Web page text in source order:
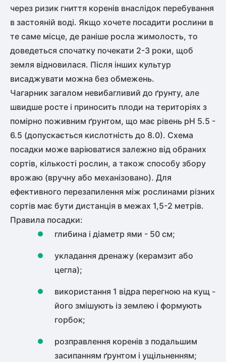
через ризик гниття коренів внаслідок перебування
в застояній воді. Якщо хочете посадити рослини в
те саме місце, де раніше росла жимолость, то
доведеться спочатку почекати 2-3 роки, щоб
земля відновилася. Після інших культур
висаджувати можна без обмежень.
Чагарник загалом невибагливий до ґрунту, але
швидше росте і приносить плоди на територіях з
помірно поживним ґрунтом, що має рівень рН 5.5 -
6.5 (допускається кислотність до 8.0). Схема
посадки може варіюватися залежно від обраних
сортів, кількості рослин, а також способу збору
врожаю (вручну або механізовано). Для
ефективного перезапилення між рослинами різних
сортів має бути дистанція в межах 1,5-2 метрів.
Правила посадки:
глибина і діаметр ями - 50 см;
укладання дренажу (керамзит або
цегла);
використання 1 відра перегною на кущ -
його змішують із землею і формують
горбок;
розправлення коренів з подальшим
засипанням ґрунтом і ущільненням;